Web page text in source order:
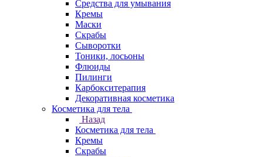
Средства для умывания
Кремы
Маски
Скрабы
Сыворотки
Тоники, лосьоны
Флюиды
Пилинги
Карбокситерапия
Декоративная косметика
Косметика для тела
Назад
Косметика для тела
Кремы
Скрабы